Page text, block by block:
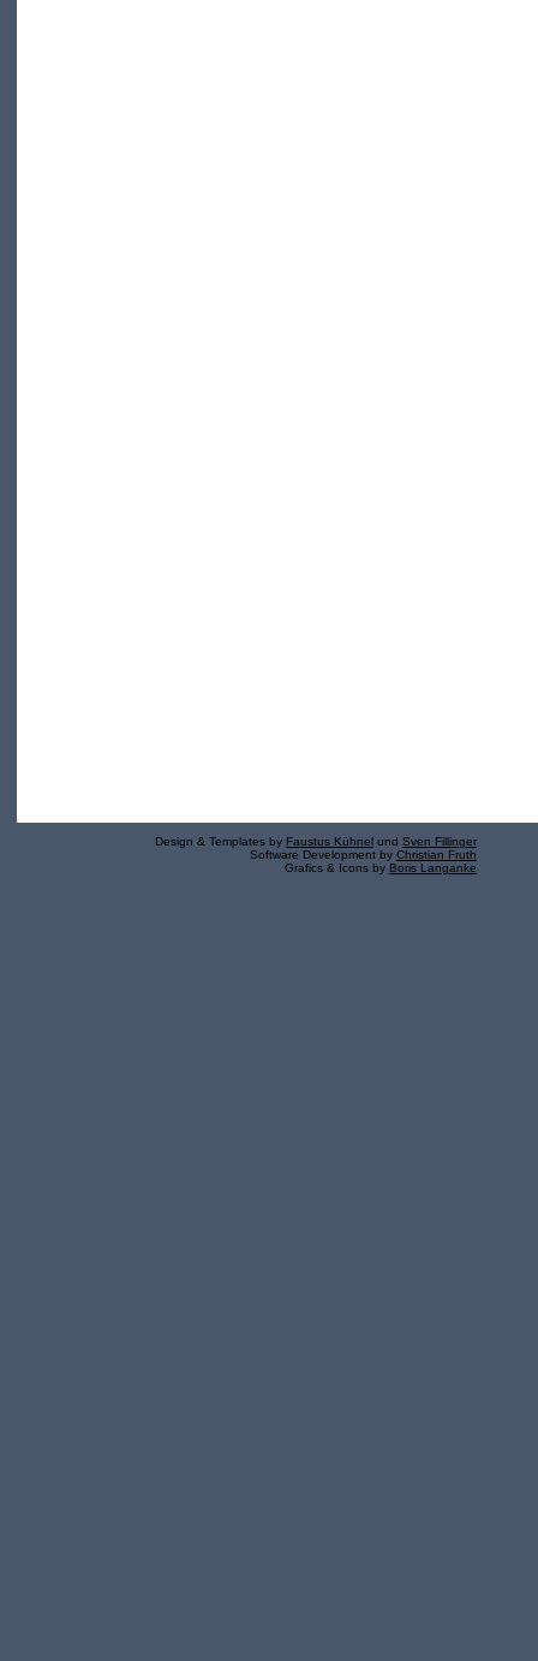
Design & Templates by Faustus Kühnelund Sven Fillinger
Software Development by Christian Fruth
Grafics & Icons by Boris Langanke